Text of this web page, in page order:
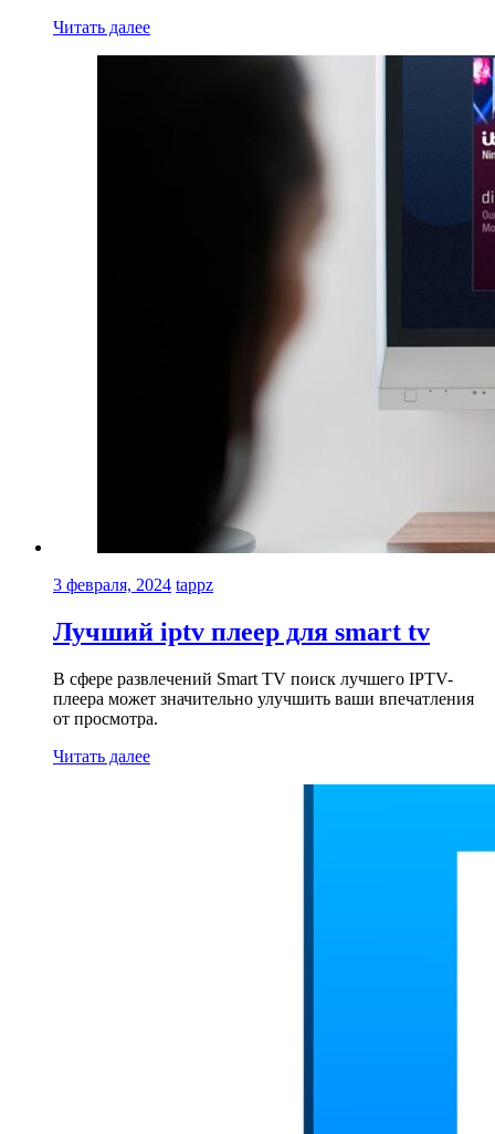
Читать далее
3 февраля, 2024 tappz
Лучший iptv плеер для smart tv
В сфере развлечений Smart TV поиск лучшего IPTV-
плеера может значительно улучшить ваши впечатления
от просмотра.
Читать далее